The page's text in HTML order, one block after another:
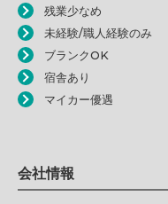
残業少なめ
未経験/職人経験のみ
ブランクOK
宿舎あり
マイカー優遇
会社情報